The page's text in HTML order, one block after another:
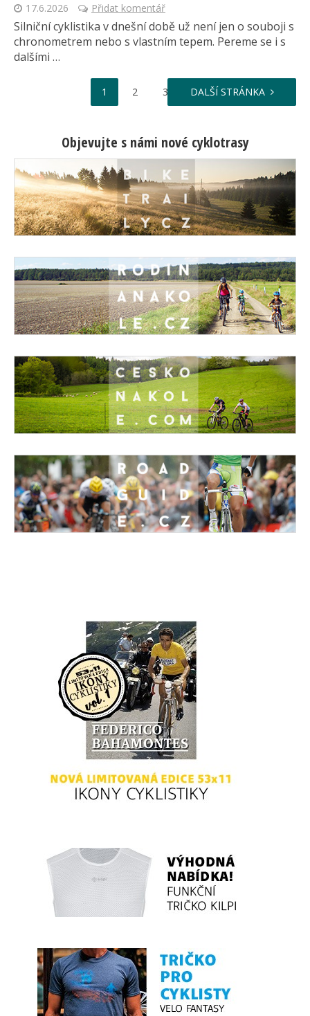
17.6.2026 Přidat komentář
Silniční cyklistika v dnešní době už není jen o souboji s
chronometrem nebo s vlastním tepem. Pereme se i s
dalšími …
1 2 3 32
DALŠÍ STRÁNKA
Objevujte s námi nové cyklotrasy